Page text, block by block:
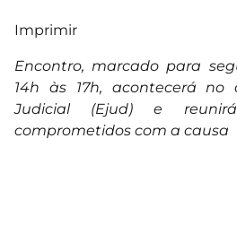
Imprimir
Encontro, marcado para
14h às 17h, acontecerá no
Judicial (Ejud) e
comprometidos com a causa